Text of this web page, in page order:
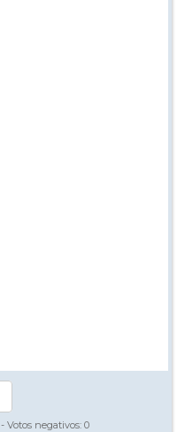
- Votos negativos: 0